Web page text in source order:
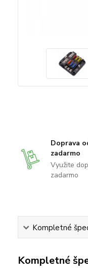
Doprava
zadarmo
Využite
zadarmo
Kompletné
Kompletné